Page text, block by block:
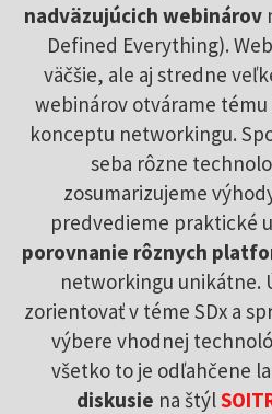
nadväzujúcich webinárov
Defined Everything).
väčšie, ale aj stredne
webinárov otvárame
konceptu networkingu.
seba rôzne
zosumarizujeme
predvedieme praktické
porovnanie rôznych
networkingu unikátne.
zorientovať v téme SDx a
výbere vhodnej
všetko to je odľahčene
diskusie na štýl